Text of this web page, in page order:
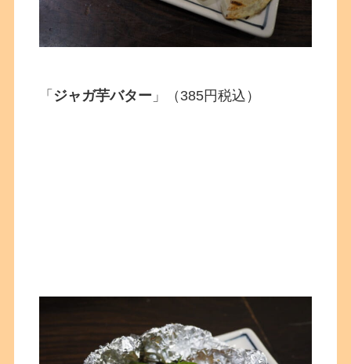
「 ジャガ芋バター 」（385円税込）